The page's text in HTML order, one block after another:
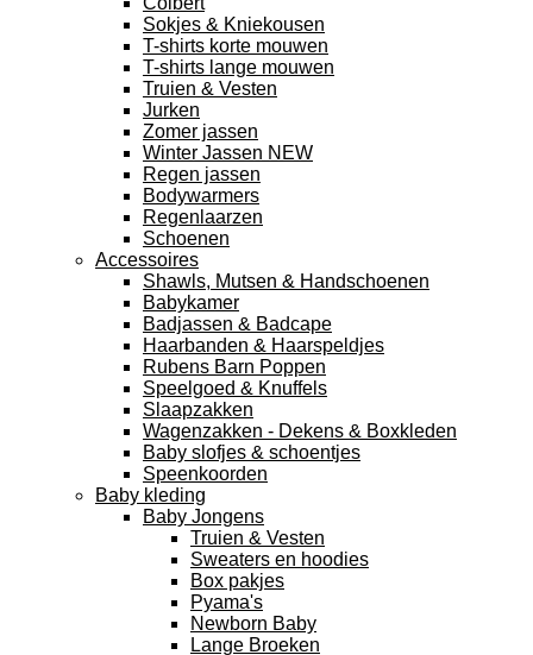
Sokjes & Kniekousen
T-shirts korte mouwen
T-shirts lange mouwen
Truien & Vesten
Jurken
Zomer jassen
Winter Jassen NEW
Regen jassen
Bodywarmers
Regenlaarzen
Schoenen
Accessoires
Shawls, Mutsen & Handschoenen
Babykamer
Badjassen & Badcape
Haarbanden & Haarspeldjes
Rubens Barn Poppen
Speelgoed & Knuffels
Slaapzakken
Wagenzakken - Dekens & Boxkleden
Baby slofjes & schoentjes
Speenkoorden
Baby kleding
Baby Jongens
Truien & Vesten
Sweaters en hoodies
Box pakjes
Pyama's
Newborn Baby
Lange Broeken